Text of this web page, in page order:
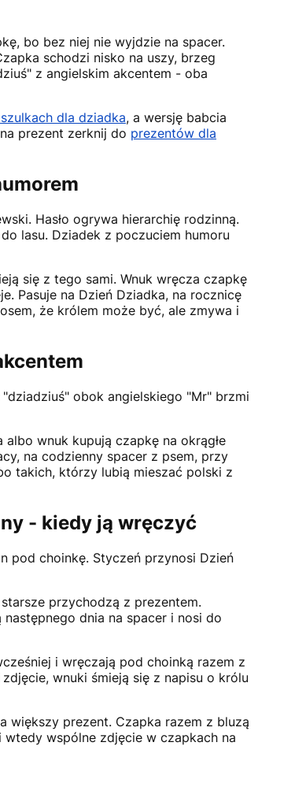
bo bez niej nie wyjdzie na spacer.
schodzi nisko na uszy, brzeg
z angielskim akcentem - oba
dla dziadka, a wersję babcia
prezent zerknij do prezentów dla
Hasło ogrywa hierarchię rodzinną.
lasu. Dziadek z poczuciem humoru
się z tego sami. Wnuk wręcza czapkę
Pasuje na Dzień Dziadka, na rocznicę
że królem może być, ale zmywa i
obok angielskiego "Mr" brzmi
wnuk kupują czapkę na okrągłe
na codzienny spacer z psem, przy
takich, którzy lubią mieszać polski z
- kiedy ją wręczyć
pod choinkę. Styczeń przynosi Dzień
przychodzą z prezentem.
dnia na spacer i nosi do
i wręczają pod choinką razem z
wnuki śmieją się z napisu o królu
większy prezent. Czapka razem z bluzą
wtedy wspólne zdjęcie w czapkach na